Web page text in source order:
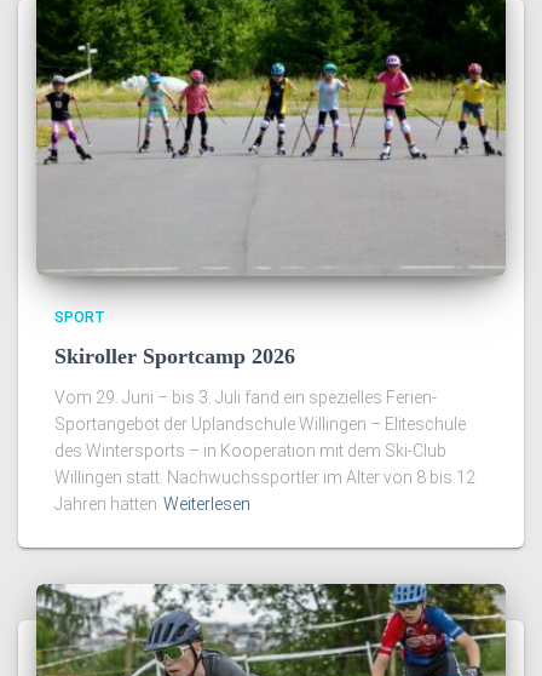
SPORT
Skiroller Sportcamp 2026
Vom 29. Juni – bis 3. Juli fand ein spezielles Ferien-
Sportangebot der Uplandschule Willingen – Eliteschule
des Wintersports – in Kooperation mit dem Ski-Club
Willingen statt. Nachwuchssportler im Alter von 8 bis 12
Jahren hatten Weiterlesen